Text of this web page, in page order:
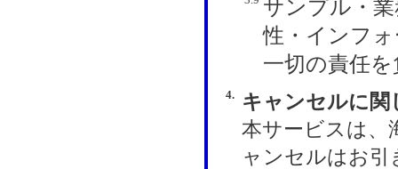
サンプル・
性・インフ
一切の責任
4.
キャンセルに関
本サービスは、
ャンセルはお